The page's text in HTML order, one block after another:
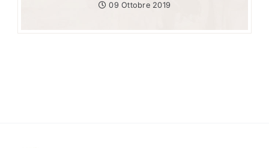
09 Ottobre 2019